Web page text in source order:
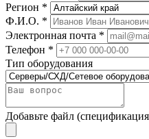
Регион *
Ф.И.О. *
Электронная почта *
Телефон *
Тип оборудования
Добавьте файл